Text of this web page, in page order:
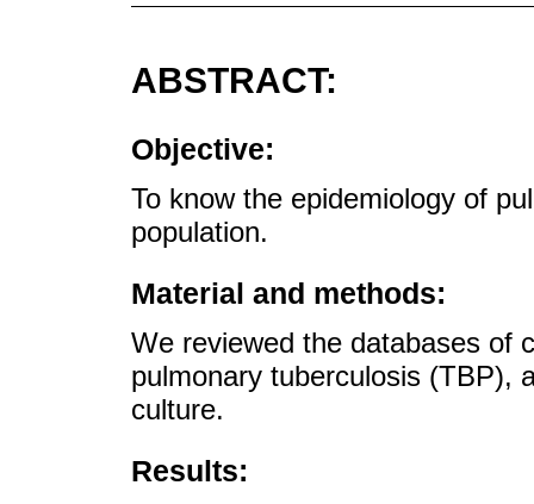
ABSTRACT:
Objective:
To know the epidemiology of
population.
Material and methods:
We reviewed the databases of
pulmonary tuberculosis (TBP),
culture.
Results: